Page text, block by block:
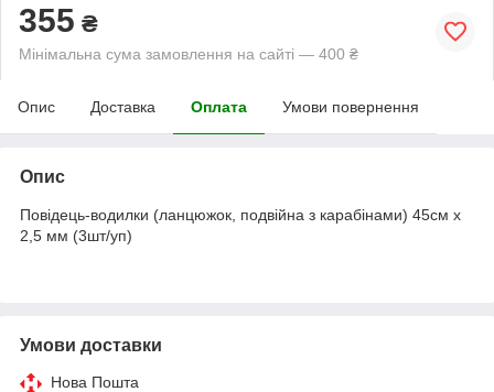
355 ₴
Мінімальна сума замовлення на сайті — 400 ₴
Опис Доставка Оплата Умови повернення
Опис
Повідець-водилки (ланцюжок, подвійна з карабінами) 45см х
2,5 мм (3шт/уп)
Умови доставки
Нова Пошта